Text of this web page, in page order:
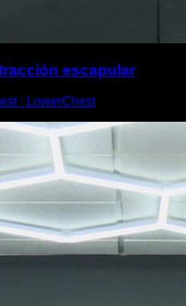
escapular
∙ LowerChest